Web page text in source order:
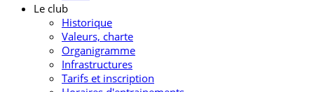
Le club
Historique
Valeurs, charte
Organigramme
Infrastructures
Tarifs et inscription